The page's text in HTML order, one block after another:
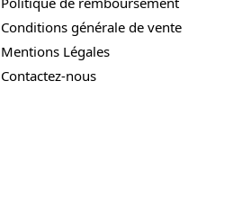
Conditions générale de vente
Mentions Légales
Contactez-nous